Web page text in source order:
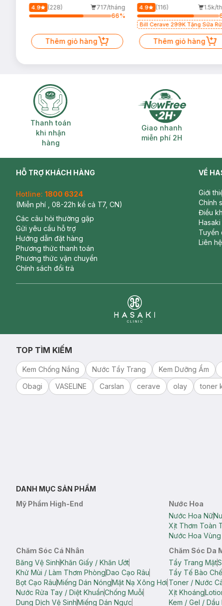
500ml
4.9 (228)
717/tháng
66%
Thêm giỏ hàng
Dầu 473ml
4.9 (116)
1.5k/
Bill Cerave 299K Tặng Sữa
Mặt Cerave 30ml (SL có hạn)
Thêm giỏ hàng
Thanh toán khi nhận hàng
Thanh toán
khi nhận
hàng
Giao nhanh
Giao nhanh
miễn phí 2H
HỖ TRỢ KHÁCH HÀNG
Hotline: 1800 6324
(Miễn phí , 08-22h kể cả T7, CN)
Các câu hỏi thường gặp
Gửi yêu cầu hỗ trợ
Hướng dẫn đặt hàng
Phương thức thanh toán
Phương thức vận chuyển
Chính sách đổi trả
VỀ
Giới
Chính
Điều
Tuyển
Liên hệ
TOP TÌM KIẾM
Kem Chống Nắng Nước Tẩy Trang Kem Dưỡng Ẩm
Obagi
VASELINE Carslan cerave olay toner
DANH MỤC SẢN PHẨM
Mỹ Phẩm High-End
Nước Hoa
Nước Hoa Nữ
Xịt Thơm Toàn
Nước Hoa Vùng
Chăm Sóc Cá Nhân
Băng Vệ SinhKhăn Giấy / Khăn Ướt
Khử Mùi / Làm Thơm PhòngDao Cạo Râu
Bọt Cạo RâuMiếng Dán NóngMặt Nạ Xông Hơi
Nước Rửa Tay / Diệt KhuẩnChống Muỗi
Dung Dịch Vệ SinhMiếng Dán Ngực
Chăm Sóc Da
Tẩy Trang Mặt
Tẩy Tế Bào
Toner / Nước
Xịt Khoáng
Kem / Gel / Dầu